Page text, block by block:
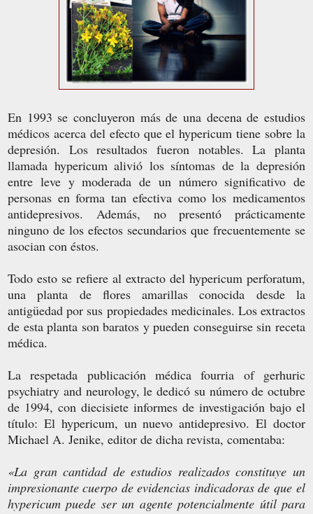
En 1993 se concluyeron más de una decena de estudios
médicos acerca del efecto que el hypericum tiene sobre la
depresión. Los resultados fueron notables. La planta
llamada hypericum alivió los síntomas de la depresión
entre leve y moderada de un número significativo de
personas en forma tan efectiva como los medicamentos
antidepresivos. Además, no presentó prácticamente
ninguno de los efectos secundarios que frecuentemente se
asocian con éstos.
Todo esto se refiere al extracto del hypericum perforatum,
una planta de flores amarillas conocida desde la
antigüedad por sus propiedades medicinales. Los extractos
de esta planta son baratos y pueden conseguirse sin receta
médica.
La respetada publicación médica fourria of gerhuric
psychiatry and neurology, le dedicó su número de octubre
de 1994, con diecisiete informes de investigación bajo el
título: El hypericum, un nuevo antidepresivo. El doctor
Michael A. Jenike, editor de dicha revista, comentaba:
«La gran cantidad de estudios realizados constituye un
impresionante cuerpo de evidencias indicadoras de que el
hypericum puede ser un agente potencialmente útil para